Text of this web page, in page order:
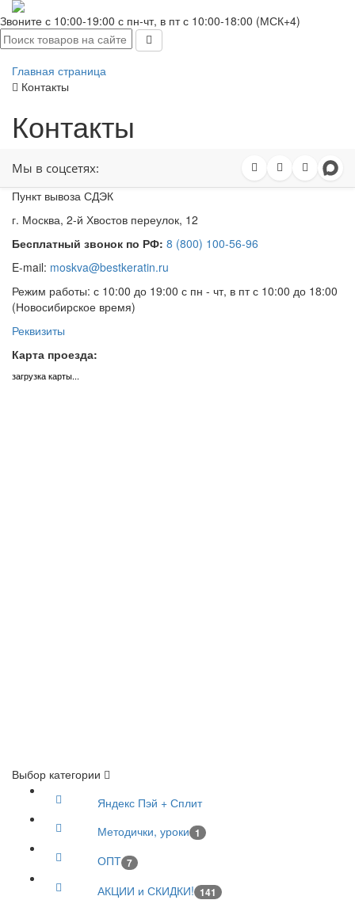
Звоните с 10:00-19:00 с пн-чт, в пт с 10:00-18:00 (МСК+4)
Главная страница
Контакты
Контакты
Мы в соцсетях:
Пункт вывоза СДЭК
г. Москва, 2-й Хвостов переулок, 12
Бесплатный звонок по РФ: 8 (800) 100-56-96
E-mail: moskva@bestkeratin.ru
Режим работы: с 10:00 до 19:00 с пн - чт, в пт с 10:00 до 18:00
(Новосибирское время)
Реквизиты
Карта проезда:
загрузка карты...
Выбор категории
Яндекс Пэй + Сплит
Методички, уроки 1
ОПТ 7
АКЦИИ и СКИДКИ! 141